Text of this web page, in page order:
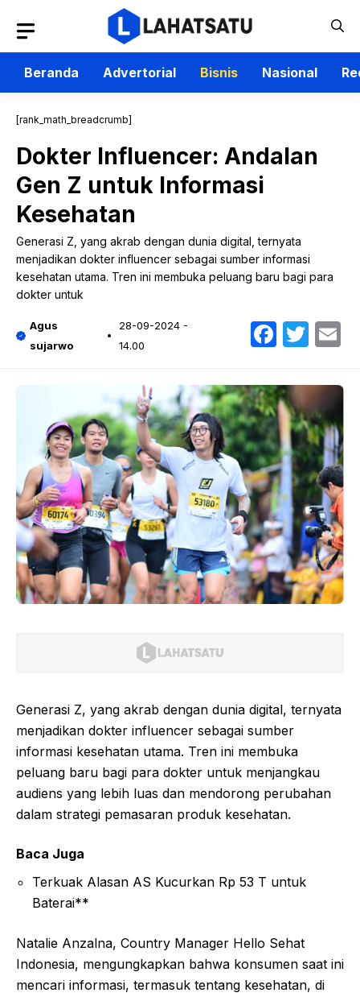
isi
Beranda
Advertorial Bisnis Nasional
[rank_math_breadcrumb]
Dokter Influencer: Andalan
Gen Z untuk Informasi
Kesehatan
Generasi Z, yang akrab dengan dunia digital, ternyata
menjadikan dokter influencer sebagai sumber informasi
kesehatan utama. Tren ini membuka peluang baru bagi para
dokter untuk
Agus
sujarwo
28-09-2024 -
14.00
Generasi Z, yang akrab dengan dunia digital, ternyata
menjadikan dokter influencer sebagai sumber
informasi kesehatan utama. Tren ini membuka
peluang baru bagi para dokter untuk menjangkau
audiens yang lebih luas dan mendorong perubahan
dalam strategi pemasaran produk kesehatan.
Baca Juga
Terkuak Alasan AS Kucurkan Rp 53 T untuk
Baterai**
Natalie Anzalna, Country Manager Hello Sehat
Indonesia, mengungkapkan bahwa konsumen saat ini
mencari informasi, termasuk tentang kesehatan, di